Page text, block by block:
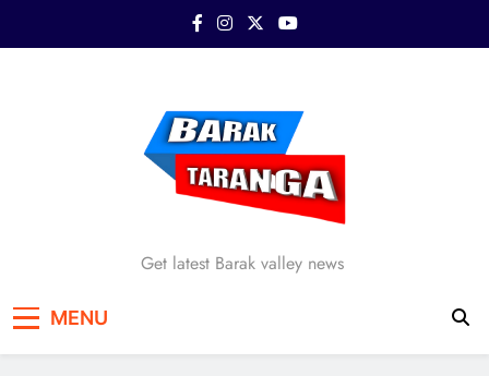
Barak Taranga
Get latest Barak valley news
MENU